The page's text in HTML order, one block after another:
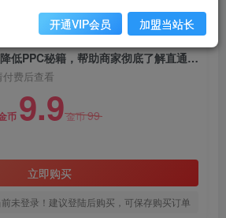
958 173
灯鱼说电商：直通车降低PPC秘籍，帮助商家彻底了解直通车隐藏的规律
费后查看
币 9.9金币99
立即购买
未登录！建议登陆后购买，可保存购买订单
开通VIP会员 加盟当站长